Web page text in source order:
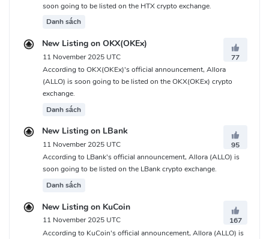
soon going to be listed on the HTX crypto exchange.
Danh sách
New Listing on OKX(OKEx)
11 November 2025 UTC
77
According to OKX(OKEx)'s official announcement, Allora
(ALLO) is soon going to be listed on the OKX(OKEx) crypto
exchange.
Danh sách
New Listing on LBank
11 November 2025 UTC
95
According to LBank's official announcement, Allora (ALLO) is
soon going to be listed on the LBank crypto exchange.
Danh sách
New Listing on KuCoin
11 November 2025 UTC
167
According to KuCoin's official announcement, Allora (ALLO) is